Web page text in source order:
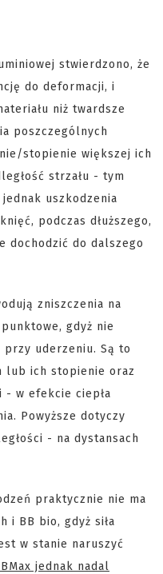
stwierdzono, że
do deformacji, i
niż twardsze
poszczególnych
stopienie większej ich
strzału - tym
uszkodzenia
podczas dłuższego,
dochodzić do dalszego
zniszczenia na
gdyż nie
uderzeniu. Są to
lub ich stopienie oraz
- w efekcie ciepła
Powyższe dotyczy
- na dystansach
praktycznie nie ma
i BB bio, gdyż siła
w stanie naruszyć
jednak nadal